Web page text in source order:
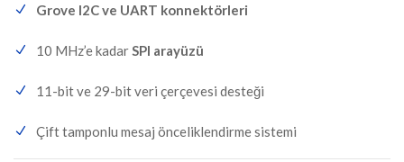
Grove I2C ve UART konnektörleri
10 MHz’e kadar SPI arayüzü
11-bit ve 29-bit veri çerçevesi desteği
Çift tamponlu mesaj önceliklendirme sistemi